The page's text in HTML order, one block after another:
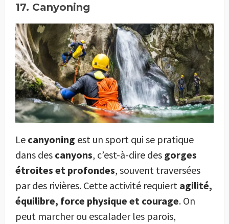
17. Canyoning
Le canyoning est un sport qui se pratique
dans des canyons, c’est-à-dire des gorges
étroites et profondes, souvent traversées
par des rivières. Cette activité requiert agilité,
équilibre, force physique et courage. On
peut marcher ou escalader les parois,